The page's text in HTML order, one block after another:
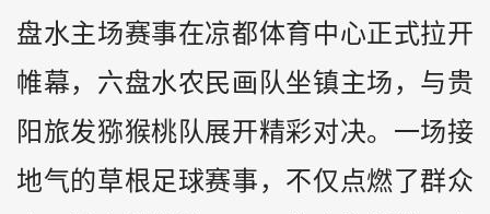
盘水主场赛事在凉都体育中心正式拉开
帷幕，六盘水农民画队坐镇主场，与贵
阳旅发猕猴桃队展开精彩对决。一场接
地气的草根足球赛事，不仅点燃了群众